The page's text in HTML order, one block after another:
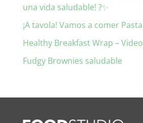
una vida saludable! ?✨
¡A tavola! Vamos a comer Pasta
Healthy Breakfast Wrap – Video
Fudgy Brownies saludable